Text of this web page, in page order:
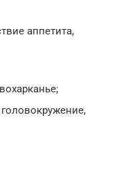
аппетита,